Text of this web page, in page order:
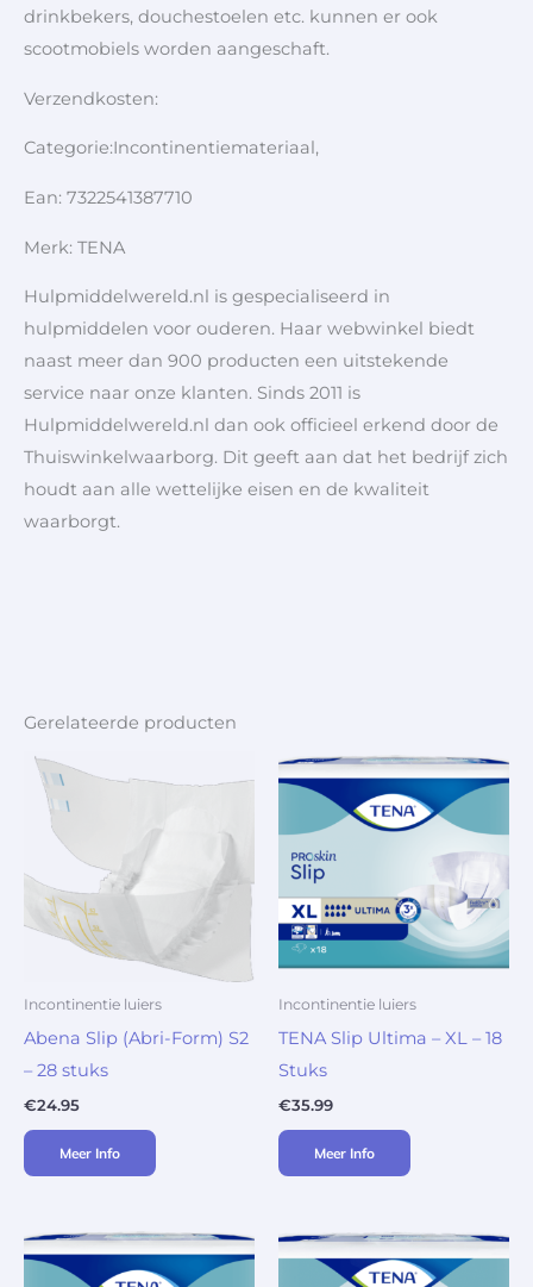
drinkbekers, douchestoelen etc. kunnen er ook
scootmobiels worden aangeschaft.
Verzendkosten:
Categorie:Incontinentiemateriaal,
Ean: 7322541387710
Merk: TENA
Hulpmiddelwereld.nl is gespecialiseerd in
hulpmiddelen voor ouderen. Haar webwinkel biedt
naast meer dan 900 producten een uitstekende
service naar onze klanten. Sinds 2011 is
Hulpmiddelwereld.nl dan ook officieel erkend door de
Thuiswinkelwaarborg. Dit geeft aan dat het bedrijf zich
houdt aan alle wettelijke eisen en de kwaliteit
waarborgt.
Gerelateerde producten
Incontinentie luiers
Abena Slip (Abri-Form) S2
– 28 stuks
€24.95
Meer Info
Incontinentie luiers
TENA Slip Ultima – XL – 18
Stuks
€35.99
Meer Info